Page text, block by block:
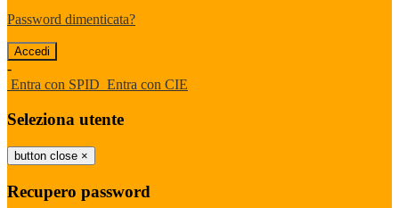
Password dimenticata?
-
Entra con SPID Entra con CIE
Seleziona utente
button close ×
Recupero password